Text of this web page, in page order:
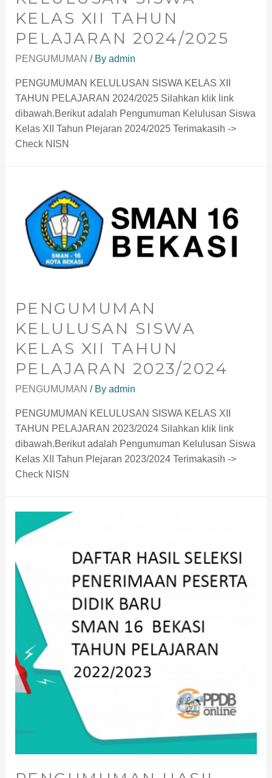
KELAS XII TAHUN
PELAJARAN 2024/2025​
PENGUMUMAN / By admin
PENGUMUMAN KELULUSAN SISWA KELAS XII
TAHUN PELAJARAN 2024/2025 Silahkan klik link
dibawah.Berikut adalah Pengumuman Kelulusan Siswa
Kelas XII Tahun Plejaran 2024/2025 Terimakasih ->
Check NISN
PENGUMUMAN
KELULUSAN SISWA
KELAS XII TAHUN
PELAJARAN 2023/2024​
PENGUMUMAN / By admin
PENGUMUMAN KELULUSAN SISWA KELAS XII
TAHUN PELAJARAN 2023/2024 Silahkan klik link
dibawah.Berikut adalah Pengumuman Kelulusan Siswa
Kelas XII Tahun Plejaran 2023/2024 Terimakasih ->
Check NISN